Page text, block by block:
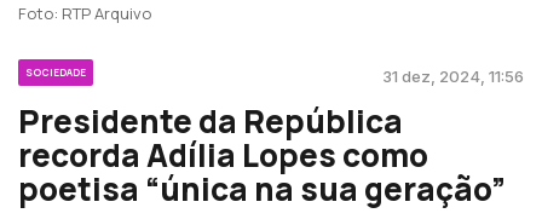
Foto: RTP Arquivo
SOCIEDADE 31 dez, 2024, 11:56
Presidente da República
recorda Adília Lopes como
poetisa “única na sua geração”